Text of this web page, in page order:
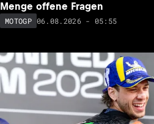
Menge offene Fragen
MOTOGP 06.08.2026 - 05:55